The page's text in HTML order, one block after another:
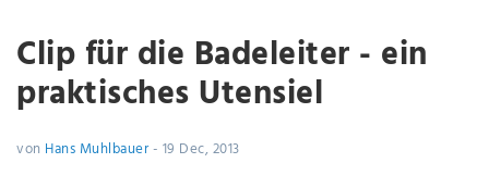
Clip für die Badeleiter - ein
praktisches Utensiel
von Hans Muhlbauer- 19 Dec, 2013